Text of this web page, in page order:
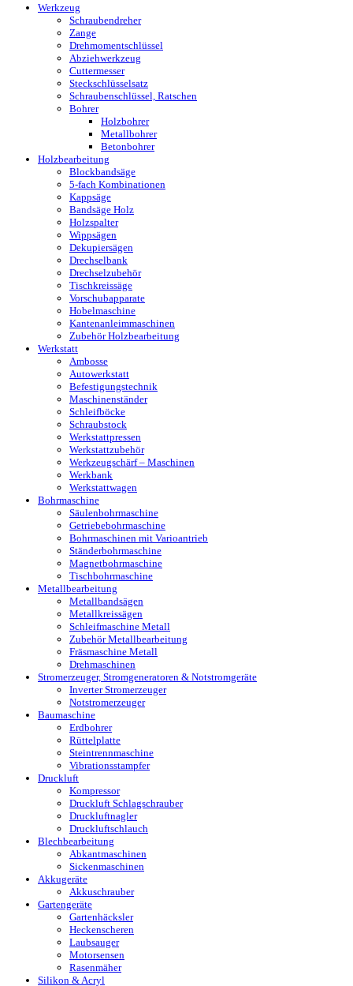
Werkzeug
Schraubendreher
Zange
Drehmomentschlüssel
Abziehwerkzeug
Cuttermesser
Steckschlüsselsatz
Schraubenschlüssel, Ratschen
Bohrer
Holzbohrer
Metallbohrer
Betonbohrer
Holzbearbeitung
Blockbandsäge
5-fach Kombinationen
Kappsäge
Bandsäge Holz
Holzspalter
Wippsägen
Dekupiersägen
Drechselbank
Drechselzubehör
Tischkreissäge
Vorschubapparate
Hobelmaschine
Kantenanleimmaschinen
Zubehör Holzbearbeitung
Werkstatt
Ambosse
Autowerkstatt
Befestigungstechnik
Maschinenständer
Schleifböcke
Schraubstock
Werkstattpressen
Werkstattzubehör
Werkzeugschärf – Maschinen
Werkbank
Werkstattwagen
Bohrmaschine
Säulenbohrmaschine
Getriebebohrmaschine
Bohrmaschinen mit Varioantrieb
Ständerbohrmaschine
Magnetbohrmaschine
Tischbohrmaschine
Metallbearbeitung
Metallbandsägen
Metallkreissägen
Schleifmaschine Metall
Zubehör Metallbearbeitung
Fräsmaschine Metall
Drehmaschinen
Stromerzeuger, Stromgeneratoren & Notstromgeräte
Inverter Stromerzeuger
Notstromerzeuger
Baumaschine
Erdbohrer
Rüttelplatte
Steintrennmaschine
Vibrationsstampfer
Druckluft
Kompressor
Druckluft Schlagschrauber
Druckluftnagler
Druckluftschlauch
Blechbearbeitung
Abkantmaschinen
Sickenmaschinen
Akkugeräte
Akkuschrauber
Gartengeräte
Gartenhäcksler
Heckenscheren
Laubsauger
Motorsensen
Rasenmäher
Silikon & Acryl